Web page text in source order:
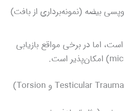
بیضه (نمونه‌برداری از بافت)
اما در برخی مواقع بازیابی